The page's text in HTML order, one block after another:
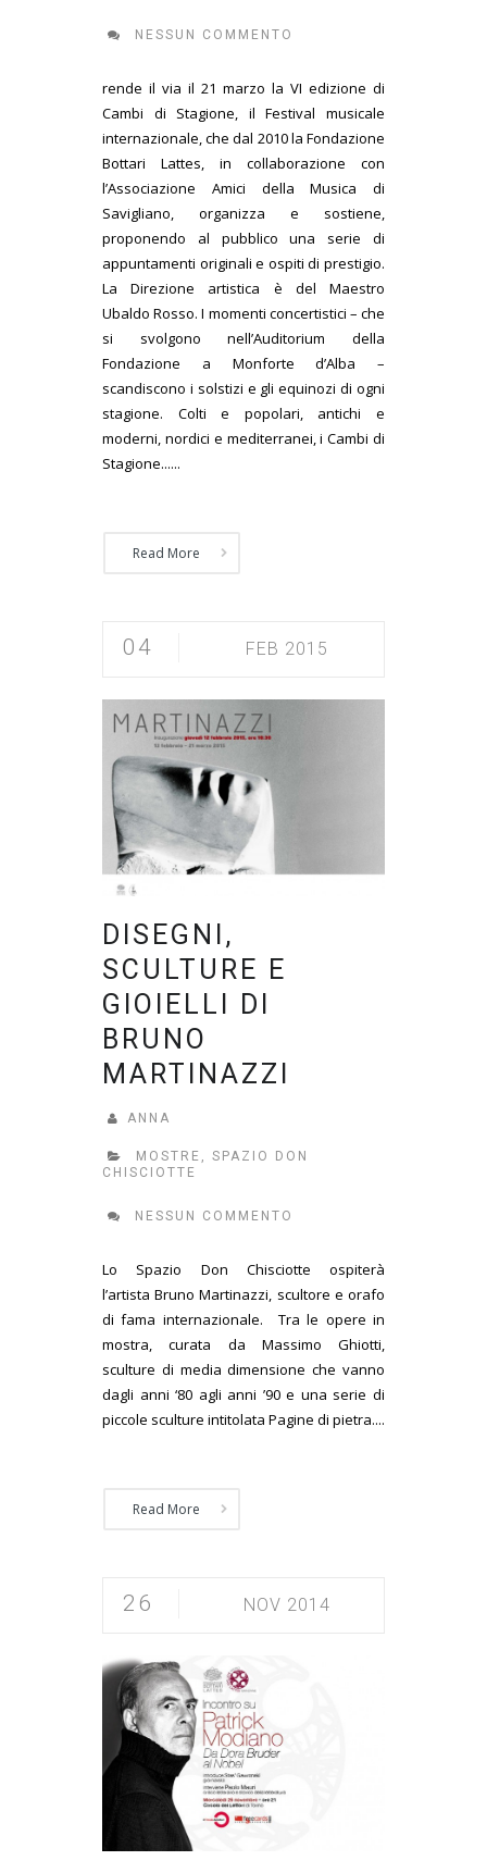
NESSUN COMMENTO
rende il via il 21 marzo la VI edizione di
Cambi di Stagione, il Festival musicale
internazionale, che dal 2010 la Fondazione
Bottari Lattes, in collaborazione con
l’Associazione Amici della Musica di
Savigliano, organizza e sostiene,
proponendo al pubblico una serie di
appuntamenti originali e ospiti di prestigio.
La Direzione artistica è del Maestro
Ubaldo Rosso. I momenti concertistici – che
si svolgono nell’Auditorium della
Fondazione a Monforte d’Alba –
scandiscono i solstizi e gli equinozi di ogni
stagione. Colti e popolari, antichi e
moderni, nordici e mediterranei, i Cambi di
Stagione......
Read More
04 FEB 2015
DISEGNI,
SCULTURE E
GIOIELLI DI
BRUNO
MARTINAZZI
ANNA
MOSTRE
SPAZIO DON
CHISCIOTTE
NESSUN COMMENTO
Lo Spazio Don Chisciotte ospiterà
l’artista Bruno Martinazzi, scultore e orafo
di fama internazionale. Tra le opere in
mostra, curata da Massimo Ghiotti,
sculture di media dimensione che vanno
dagli anni ‘80 agli anni ’90 e una serie di
piccole sculture intitolata Pagine di pietra....
Read More
26 NOV 2014